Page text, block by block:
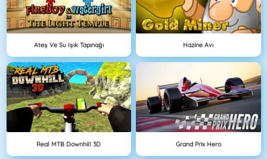
Ateş Ve Su Işık Tapınağı Hazine Avı
Real MTB Downhill 3D Grand Prix Hero